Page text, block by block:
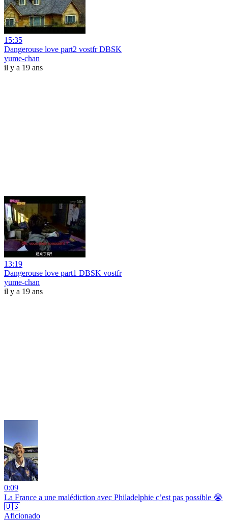
15:35
Dangerouse love part2 vostfr DBSK
yume-chan
il y a 19 ans
13:19
Dangerouse love part1 DBSK vostfr
yume-chan
il y a 19 ans
0:09
La France a une malédiction avec Philadelphie c’est pas possible 😭
🇺🇸
Aficionado